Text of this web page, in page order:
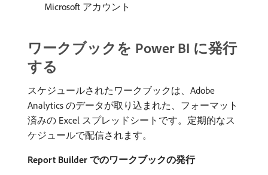
Microsoft アカウント
ワークブックを Power BI に発行
する
スケジュールされたワークブックは、Adobe
Analytics のデータが取り込まれた、フォーマット
済みの Excel スプレッドシートです。定期的なス
ケジュールで配信されます。
Report Builder でのワークブックの発行